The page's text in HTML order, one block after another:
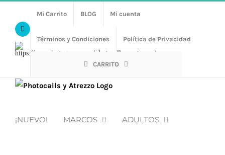
contenidoFacebook
Https://www.instagram.com/photocalls_y_atrezzo/
Mi Carrito BLOG Mi cuenta
Términos y Condiciones Política de Privacidad
CARRITO
¡NUEVO! MARCOS ADULTOS